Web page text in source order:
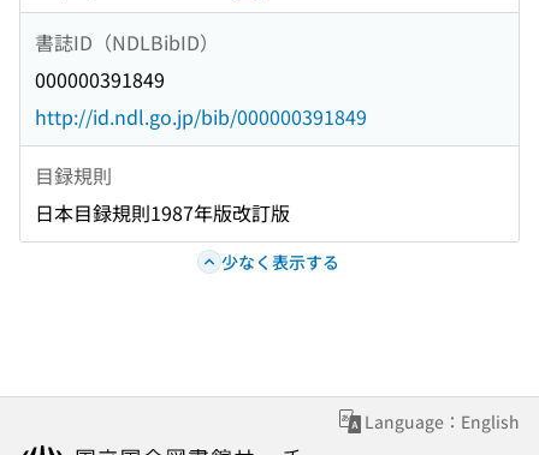
書誌ID（NDLBibID）
000000391849
http://id.ndl.go.jp/bib/000000391849
目録規則
日本目録規則1987年版改訂版
少なく表示する
Language：English